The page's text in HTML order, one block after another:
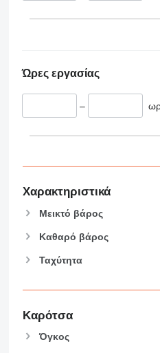
Ώρες εργασίας
–
Χαρακτηριστικά
Μεικτό βάρος
Καθαρό βάρος
Ταχύτητα
Καρότσα
Όγκος